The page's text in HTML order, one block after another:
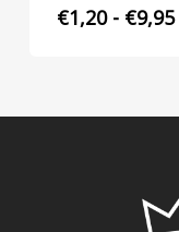
€1,20 - €9,95